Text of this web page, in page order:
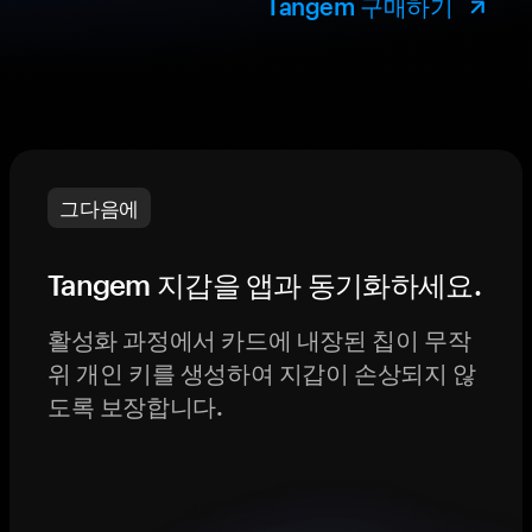
Tangem 구매하기
그다음에
Tangem 지갑을 앱과 동기화하세요.
활성화 과정에서 카드에 내장된 칩이 무작
위 개인 키를 생성하여 지갑이 손상되지 않
도록 보장합니다.